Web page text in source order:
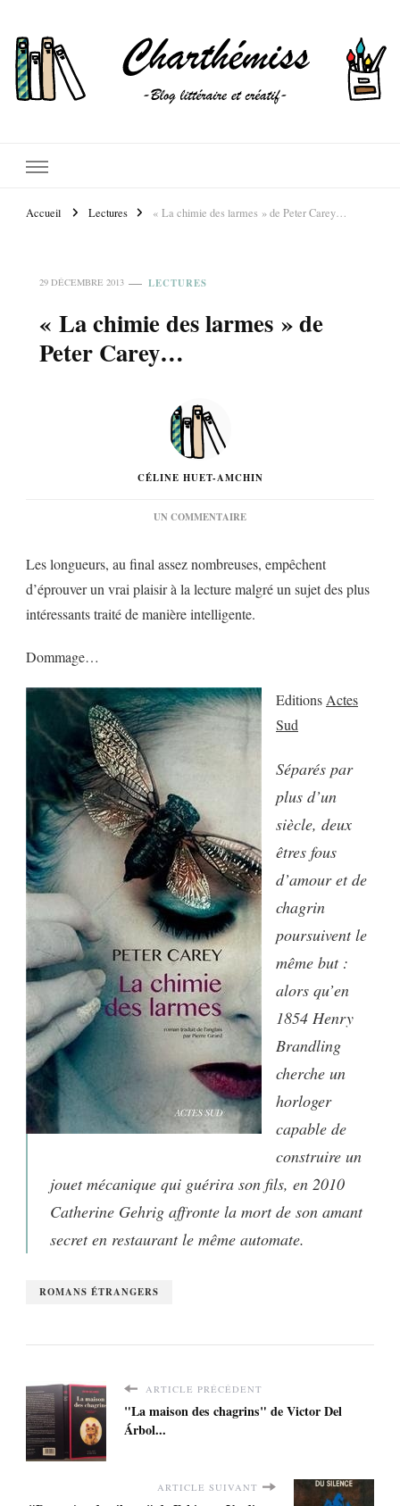
Accueil Lectures « La chimie des larmes » de Peter Carey…
29 DÉCEMBRE 2013 LECTURES
« La chimie des larmes » de
Peter Carey…
CÉLINE HUET-AMCHIN
UN COMMENTAIRESUR
DES
DE
PETER
Les longueurs, au final assez nombreuses, empêchent
d’éprouver un vrai plaisir à la lecture malgré un sujet des plus
intéressants traité de manière intelligente.
Dommage…
Editions Actes
Sud
Séparés par
plus d’un
siècle, deux
êtres fous
d’amour et de
chagrin
poursuivent le
même but :
alors qu’en
1854 Henry
Brandling
cherche un
horloger
capable de
construire un
jouet mécanique qui guérira son fils, en 2010
Catherine Gehrig affronte la mort de son amant
secret en restaurant le même automate.
ROMANS ÉTRANGERS
ARTICLE PRÉCÉDENT
"La maison des chagrins" de Victor Del
Árbol...
ARTICLE SUIVANT